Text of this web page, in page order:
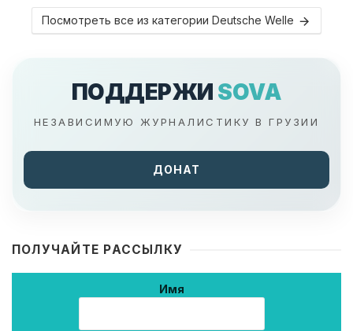
Посмотреть все из категории Deutsche Welle
ПОДДЕРЖИ SOVA
НЕЗАВИСИМУЮ ЖУРНАЛИСТИКУ В ГРУЗИИ
ДОНАТ
ПОЛУЧАЙТЕ РАССЫЛКУ
Имя